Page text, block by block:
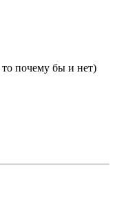
почему бы и нет)